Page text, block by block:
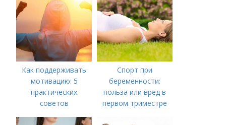
Как поддерживать
мотивацию: 5
практических
советов
Спорт при
беременности:
польза или вред в
первом триместре